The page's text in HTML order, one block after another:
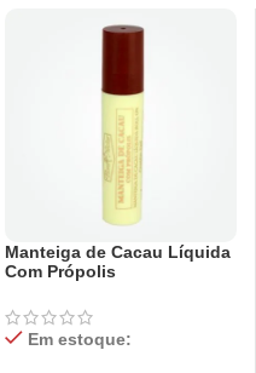
Manteiga de Cacau Líquida
Com Própolis
Em estoque: